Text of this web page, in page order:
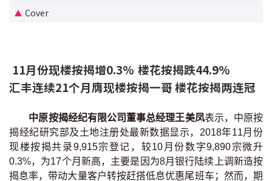
中原按揭标签优惠
按揭工具
按揭计算
转按计算
置业预算
Cover
11月份现楼按揭增0.3% 楼花按揭跌44.9%
汇丰连续21个月膺现楼按揭一哥 楼花按揭两连冠
中原按揭经纪有限公司董事总经理王美凤表示，中原按
揭经纪研究部及土地注册处最新数据显示，2018年11月份
现楼按揭共录9,915宗登记，较10月份数字9,890宗微升
0.3%，为17个月新高，主要是因为8月银行陆续上调新造按
揭息率，带动大量客户转按赶搭低息优惠尾班车；然而，期